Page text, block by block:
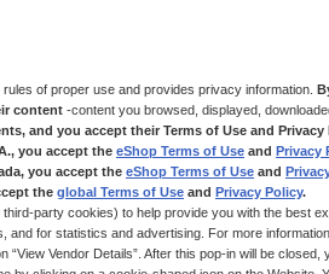
NIEUWE KLANTEN
Het aanmaken van een
registreren, volgen van
ACCOUNT AANMAKEN
of proper use and provides privacy information.
content -content you browsed, displayed,
and you accept their Terms of Use and Privacy
you accept the eShop Terms of Use and Privacy
you accept the eShop Terms of Use and
the global Terms of Use and Privacy Policy.
party cookies) to help provide you with the best
and for statistics and advertising. For more
“View Vendor Details”. After this pop-in will be closed,